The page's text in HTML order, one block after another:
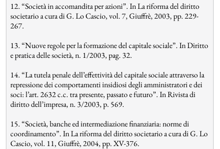
12. “Società in accomandita per azioni”. In La riforma del diritto
societario a cura di G. Lo Cascio, vol. 7, Giuffrè, 2003, pp. 229-
267.
13. “Nuove regole per la formazione del capitale sociale”. In Diritto
e pratica delle società, n. 1/2003, pag. 32.
14. “La tutela penale dell’effettività del capitale sociale attraverso la
repressione dei comportamenti insidiosi degli amministratori e dei
soci: l’art. 2632 c.c. tra presente, passato e futuro”. In Rivista di
diritto dell’impresa, n. 3/2003, p. 569.
15. “Società, banche ed intermediazione finanziaria: norme di
coordinamento”. In La riforma del diritto societario a cura di G. Lo
Cascio, vol. 11, Giuffrè, 2004, pp. XV-376.